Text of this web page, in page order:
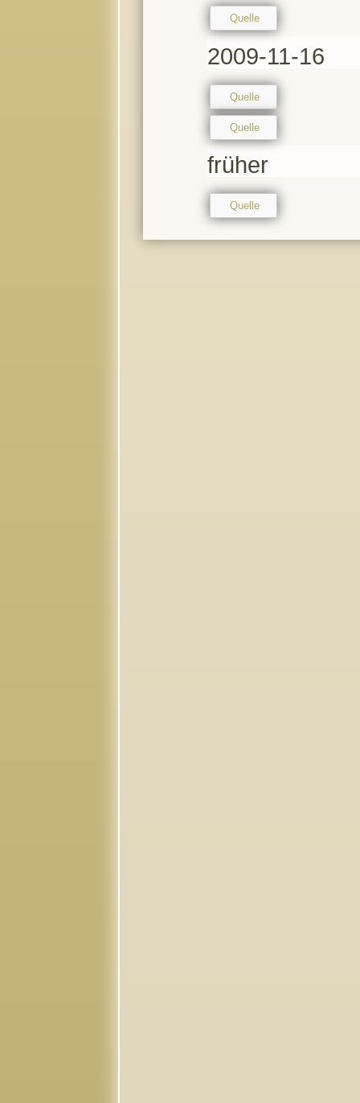
Quelle
2009-11-16
Quelle
Quelle
früher
Quelle